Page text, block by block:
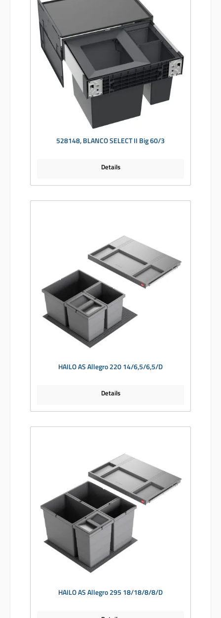
528148, BLANCO SELECT II Big 60/3
Details
HAILO AS Allegro 220 14/6,5/6,5/D
Details
HAILO AS Allegro 295 18/18/8/8/D